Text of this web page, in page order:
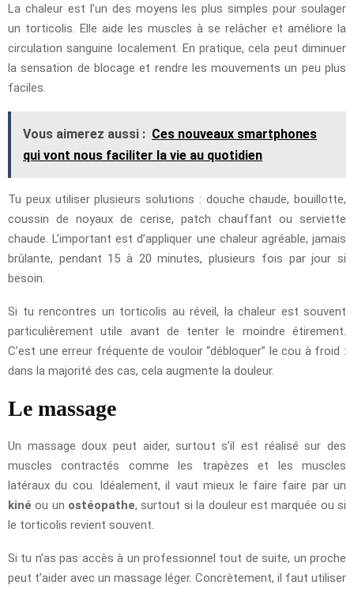
La chaleur est l’un des moyens les plus simples pour soulager
un torticolis. Elle aide les muscles à se relâcher et améliore la
circulation sanguine localement. En pratique, cela peut diminuer
la sensation de blocage et rendre les mouvements un peu plus
faciles.
Vous aimerez aussi : Ces nouveaux smartphones
qui vont nous faciliter la vie au quotidien
Tu peux utiliser plusieurs solutions : douche chaude, bouillotte,
coussin de noyaux de cerise, patch chauffant ou serviette
chaude. L’important est d’appliquer une chaleur agréable, jamais
brûlante, pendant 15 à 20 minutes, plusieurs fois par jour si
besoin.
Si tu rencontres un torticolis au réveil, la chaleur est souvent
particulièrement utile avant de tenter le moindre étirement.
C’est une erreur fréquente de vouloir “débloquer” le cou à froid :
dans la majorité des cas, cela augmente la douleur.
Le massage
Un massage doux peut aider, surtout s’il est réalisé sur des
muscles contractés comme les trapèzes et les muscles
latéraux du cou. Idéalement, il vaut mieux le faire faire par un
kiné ou un ostéopathe, surtout si la douleur est marquée ou si
le torticolis revient souvent.
Si tu n’as pas accès à un professionnel tout de suite, un proche
peut t’aider avec un massage léger. Concrètement, il faut utiliser